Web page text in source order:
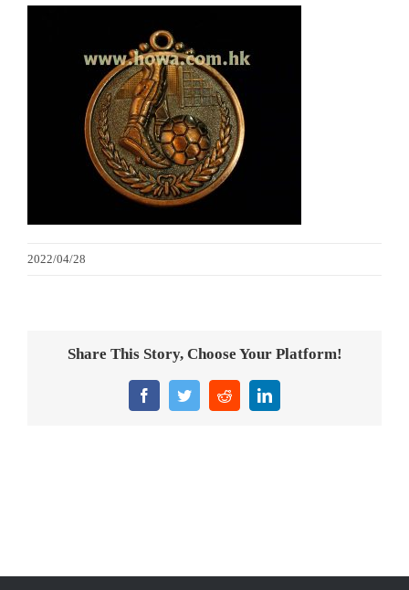
一天快取
實用系列
水晶獎座
金箔畫
旗座/旗桿
2022/04/28
Share This Story, Choose Your Platform!
FacebookTwitterRedditLinkedIn